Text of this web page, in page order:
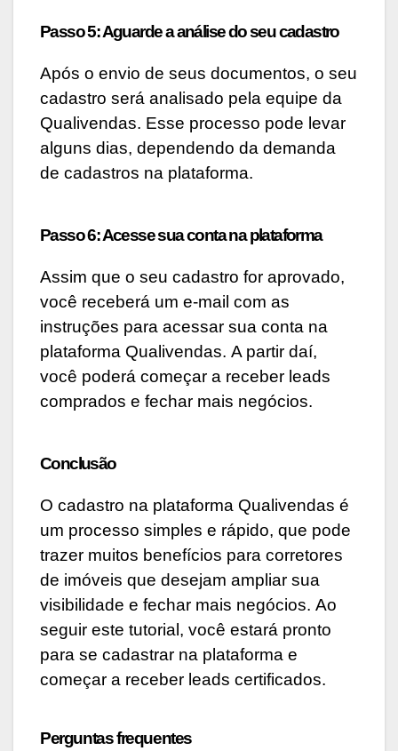
Passo 5: Aguarde a análise do seu cadastro
Após o envio de seus documentos, o seu
cadastro será analisado pela equipe da
Qualivendas. Esse processo pode levar
alguns dias, dependendo da demanda
de cadastros na plataforma.
Passo 6: Acesse sua conta na plataforma
Assim que o seu cadastro for aprovado,
você receberá um e-mail com as
instruções para acessar sua conta na
plataforma Qualivendas. A partir daí,
você poderá começar a receber leads
comprados e fechar mais negócios.
Conclusão
O cadastro na plataforma Qualivendas é
um processo simples e rápido, que pode
trazer muitos benefícios para corretores
de imóveis que desejam ampliar sua
visibilidade e fechar mais negócios. Ao
seguir este tutorial, você estará pronto
para se cadastrar na plataforma e
começar a receber leads certificados.
Perguntas frequentes